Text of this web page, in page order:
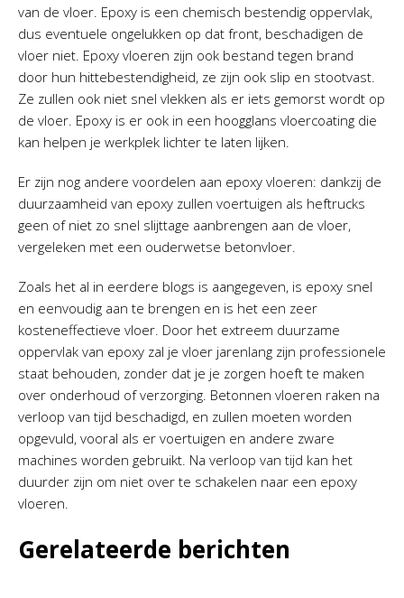
van de vloer. Epoxy is een chemisch bestendig oppervlak,
dus eventuele ongelukken op dat front, beschadigen de
vloer niet. Epoxy vloeren zijn ook bestand tegen brand
door hun hittebestendigheid, ze zijn ook slip en stootvast.
Ze zullen ook niet snel vlekken als er iets gemorst wordt op
de vloer. Epoxy is er ook in een hoogglans vloercoating die
kan helpen je werkplek lichter te laten lijken.
Er zijn nog andere voordelen aan epoxy vloeren: dankzij de
duurzaamheid van epoxy zullen voertuigen als heftrucks
geen of niet zo snel slijttage aanbrengen aan de vloer,
vergeleken met een ouderwetse betonvloer.
Zoals het al in eerdere blogs is aangegeven, is epoxy snel
en eenvoudig aan te brengen en is het een zeer
kosteneffectieve vloer. Door het extreem duurzame
oppervlak van epoxy zal je vloer jarenlang zijn professionele
staat behouden, zonder dat je je zorgen hoeft te maken
over onderhoud of verzorging. Betonnen vloeren raken na
verloop van tijd beschadigd, en zullen moeten worden
opgevuld, vooral als er voertuigen en andere zware
machines worden gebruikt. Na verloop van tijd kan het
duurder zijn om niet over te schakelen naar een epoxy
vloeren.
Gerelateerde berichten